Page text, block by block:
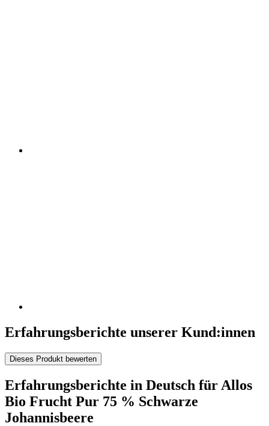
Erfahrungsberichte unserer Kund:innen
Dieses Produkt bewerten
Erfahrungsberichte in Deutsch für Allos
Bio Frucht Pur 75 % Schwarze
Johannisbeere